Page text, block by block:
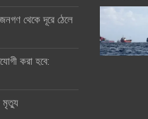
থেকে দূরে ঠেলে
করা হবে:
মৃত্যু